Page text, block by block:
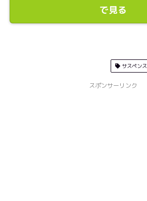
で見る
サスペンス
スポンサーリンク